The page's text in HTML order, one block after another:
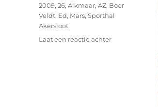
2009,26,Alkmaar,AZ, Boer
Veldt, Ed, Mars,Sporthal
Akersloot
Laat een reactie achter